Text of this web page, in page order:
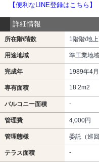
【便利なLINE登録はこちら】
詳細情報
所在階/階数 1階階/地
用途地域 準工業地域
完成年 1989年4
専有面積 18.2m2
バルコニー面積 -
管理費 4,000円
管理態様 委託（巡回
テラス面積 -